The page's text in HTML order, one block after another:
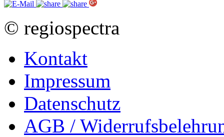
© regiospectra
Kontakt
Impressum
Datenschutz
AGB /